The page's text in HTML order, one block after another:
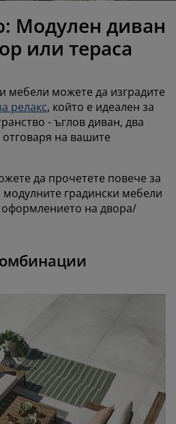
Модулен диван
или тераса
мебели можете да изградите
релакс, който е идеален за
- ъглов диван, два
на вашите
да прочетете повече за
градински мебели
оформлението на двора/